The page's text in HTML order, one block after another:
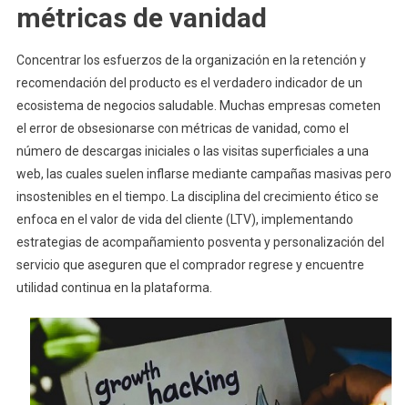
métricas de vanidad
Concentrar los esfuerzos de la organización en la retención y
recomendación del producto es el verdadero indicador de un
ecosistema de negocios saludable. Muchas empresas cometen
el error de obsesionarse con métricas de vanidad, como el
número de descargas iniciales o las visitas superficiales a una
web, las cuales suelen inflarse mediante campañas masivas pero
insostenibles en el tiempo. La disciplina del crecimiento ético se
enfoca en el valor de vida del cliente (LTV), implementando
estrategias de acompañamiento posventa y personalización del
servicio que aseguren que el comprador regrese y encuentre
utilidad continua en la plataforma.